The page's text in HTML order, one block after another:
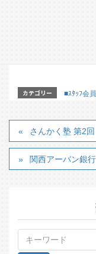
【詳細はこちら
http://
20180312.html
カテゴリー ■ｽﾀｯﾌ会
さんかく塾 第2
関西アーバン銀